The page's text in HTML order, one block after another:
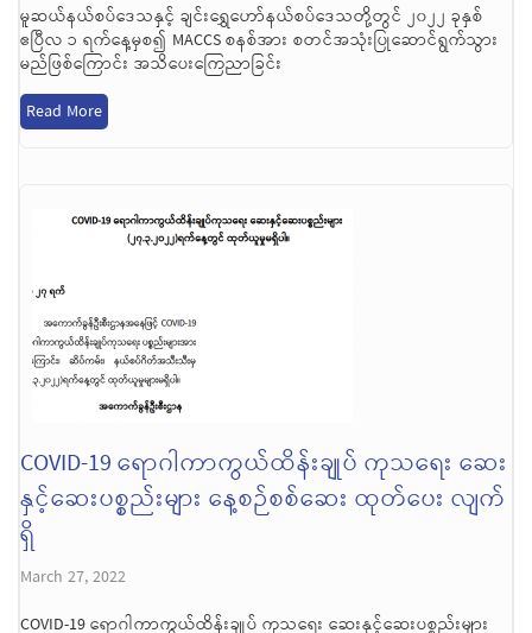
မူဆယ်နယ်စပ်ဒေသနှင့် ချင်းရွှေဟော်နယ်စပ်ဒေသတို့တွင် ၂၀၂၂ ခုနှစ်
ဧပြီလ ၁ ရက်နေ့မှစ၍ MACCS စနစ်အား စတင်အသုံးပြုဆောင်ရွက်သွား
မည်ဖြစ်ကြောင်း အသိပေးကြေညာခြင်း
Read More
COVID-19 ရောဂါကာကွယ်ထိန်းချုပ် ကုသရေး ဆေး
နှင့်ဆေးပစ္စည်းများ နေ့စဉ်စစ်ဆေး ထုတ်ပေး လျက်
ရှိ
March 27, 2022
COVID-19 ရောဂါကာကွယ်ထိန်းချုပ် ကုသရေး ဆေးနှင့်ဆေးပစ္စည်းများ